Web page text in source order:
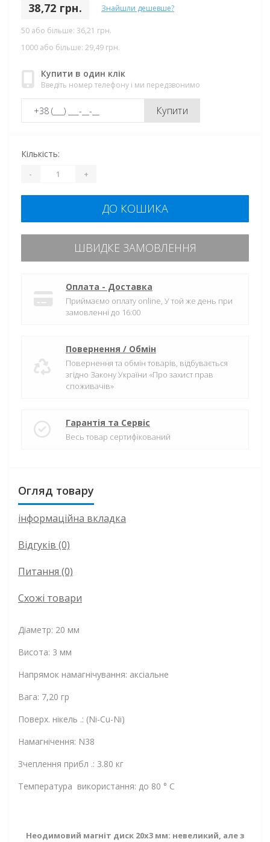
38,72 грн. Знайшли дешевше?
50 або більше: 36,21 грн.
1000 або більше: 29,49 грн.
Купити в один клік
Введіть номер телефону і ми передзвонимо
Купити
Кількість:
- +
ДО КОШИКА
ШВИДКЕ ЗАМОВЛЕННЯ
Оплата - Доставка
Приймаємо оплату online, У той же день при
замовленні до 16:00
Повернення / Обмін
Повернення та обмін товарів, відбувається
згідно Закону України «Про захист прав
споживачів»
Гарантія та Сервіс
Весь товар сертифікований
Огляд товару
інформаційна вкладка
Відгуків (0)
Питання (0)
Схожі товари
Діаметр: 20 мм
Висота: 3 мм
Напрямок намагнічування: аксіальне
Вага: 7,20 гр
Поверх. нікель .: (Ni-Cu-Ni)
Намагнічення: N38
Зчеплення прибл .: 3.80 кг
Температура використання: до 80 ° C
Неодимовий магніт диск 20х3 мм: невеликий, але з